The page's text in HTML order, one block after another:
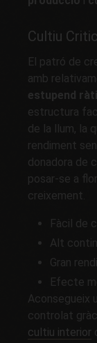
Cultiu
El patró de
amb
estupend
estructura
de la llum, la
rendiment
donadora de
posar-se a
creixement.
Fàcil de
Alt
Gran
Efecte
Aconsegueix
controlat
cultiu interior